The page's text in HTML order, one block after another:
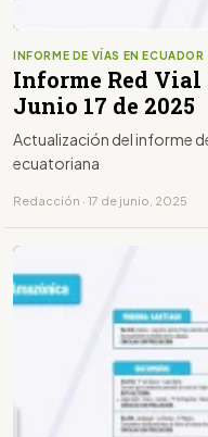
INFORME DE VÍAS EN ECUADOR
Informe Red Vial
Junio 17 de 2025
Actualización del informe
ecuatoriana
Redacción · 17 de junio, 2025